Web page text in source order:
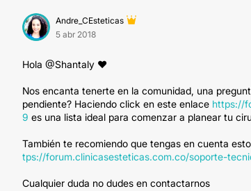
Andre_CEsteticas
5 abr 2018
Hola @Shantaly ♥
Nos encanta tenerte en la comunidad, una
pendiente? Haciendo click en este enlace https://
9 es una lista ideal para comenzar a planear tu
También te recomiendo que tengas en cuenta
tps://forum.clinicasesteticas.com.co/soporte-
Cualquier duda no dudes en contactarnos